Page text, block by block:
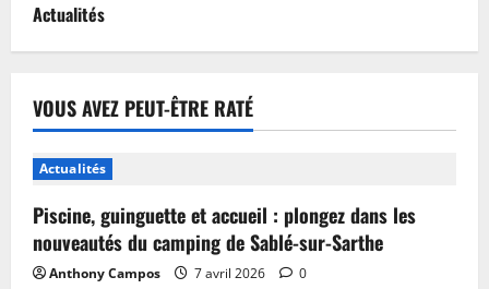
Actualités
VOUS AVEZ PEUT-ÊTRE RATÉ
Actualités
Piscine, guinguette et accueil : plongez dans les
nouveautés du camping de Sablé-sur-Sarthe
Anthony Campos 7 avril 2026 0